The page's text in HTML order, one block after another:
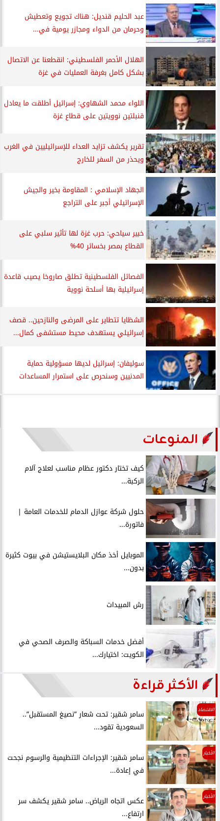
عبد الحليم قنديل: هناك تجويع وتعطيش
وحرمان من الدواء ومجازر يومية في...
الهلال الأحمر الفلسطيني: انقطعنا عن الاتصال
بشكل كامل بغرفة العمليات في غزة
اللواء محمد الشهاوي: إسرائيل أطلقت ما يعادل
قنبلتين نوويتين على قطاع غزة
تقرير يكشف تزايد العداء للإسرائيليين في الغرب
ويحذر من السفر للخارج
الجهاد الإسلامي : المقاومة بخير والجيش
الإسرائيلي أجبر على التراجع
خبير سياحي: حرب غزة لها تأثير سلبي على
القطاع بمصر بخسائر 40%
الفصائل الفلسطينية تطلق صاروخا يصيب قاعدة
إسرائيلية بها أسلحة نووية
الشظايا تتطاير على المرضى والنازحين.. قصف
إسرائيلي يستهدف محيط مستشفى كمال...
سوليفان: إسرائيل لديها مسؤولية حماية
المدنيين وسنحرص على استمرار المساعدات
المنوعات
كيف تختار دكتور عظام مناسب لعلاج آلام
الركبة...
حلول شركة عوازل الدمام للخدمات العامة |
فاتورة...
الموبايل أخذ مكان البلايستيشن في بيوت كثيرة
بدون...
رش المبيدات
أفضل خدمات السباكة والصرف الصحي في
الكويت: اختيارك...
الأكثر قراءة
الاقتصاد
سامر شقير: تحت شعار ”نصيغ المستقبل”..
السعودية تقود...
الأخبار
سامر شقير: الإجراءات التنظيمية والرسوم نجحت
في إعادة...
الأخبار
عكس اتجاه الرياض.. سامر شقير يكشف سر
ارتفاع...